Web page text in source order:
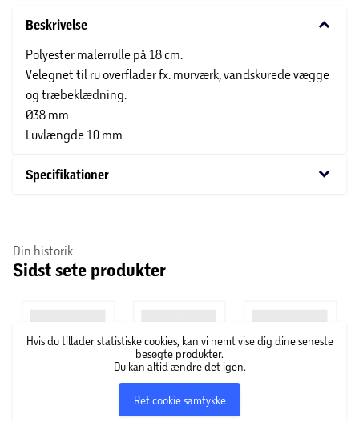
Beskrivelse keyboard_arrow_down
Polyester malerrulle på 18 cm.
Velegnet til ru overflader fx. murværk, vandskurede vægge
og træbeklædning.
Ø38 mm
Luvlængde 10 mm
Specifikationer keyboard_arrow_down
Din historik
Sidst sete produkter
Hvis du tillader statistiske cookies, kan vi nemt vise dig dine seneste
besøgte produkter.
Du kan altid ændre det igen.
Ret cookie samtykke